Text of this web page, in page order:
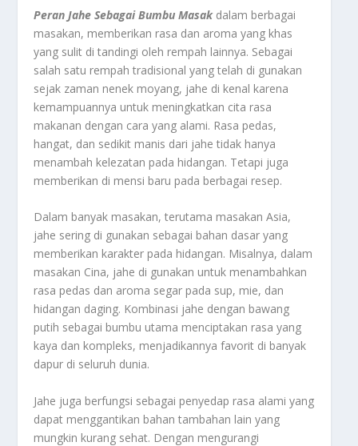
Peran Jahe Sebagai Bumbu Masakdalam berbagai
masakan, memberikan rasa dan aroma yang khas
yang sulit di tandingi oleh rempah lainnya. Sebagai
salah satu rempah tradisional yang telah di gunakan
sejak zaman nenek moyang, jahe di kenal karena
kemampuannya untuk meningkatkan cita rasa
makanan dengan cara yang alami. Rasa pedas,
hangat, dan sedikit manis dari jahe tidak hanya
menambah kelezatan pada hidangan. Tetapi juga
memberikan di mensi baru pada berbagai resep.
Dalam banyak masakan, terutama masakan Asia,
jahe sering di gunakan sebagai bahan dasar yang
memberikan karakter pada hidangan. Misalnya, dalam
masakan Cina, jahe di gunakan untuk menambahkan
rasa pedas dan aroma segar pada sup, mie, dan
hidangan daging. Kombinasi jahe dengan bawang
putih sebagai bumbu utama menciptakan rasa yang
kaya dan kompleks, menjadikannya favorit di banyak
dapur di seluruh dunia.
Jahe juga berfungsi sebagai penyedap rasa alami yang
dapat menggantikan bahan tambahan lain yang
mungkin kurang sehat. Dengan mengurangi